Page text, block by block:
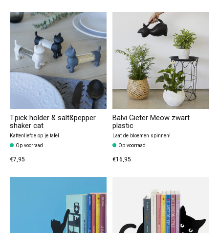
T.pick holder & salt&pepper
shaker cat
Kattenliefde op je tafel
Op voorraad
€7,95
Balvi Gieter Meow zwart
plastic
Laat de bloemen spinnen!
Op voorraad
€16,95